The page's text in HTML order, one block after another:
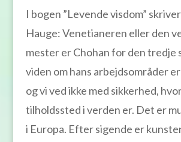
I bogen ”Levende visdom”
Hauge: Venetianeren eller den
mester er Chohan for den tredje
viden om hans arbejdsområder
og vi ved ikke med sikkerhed,
tilholdssted i verden er. Det er
i Europa. Efter sigende er